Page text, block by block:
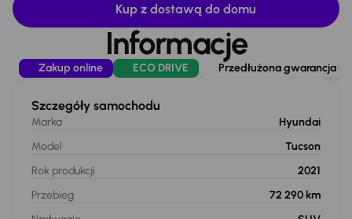
Kup z dostawą do domu
Informacje
Zakup online ECO DRIVE Przedłużona gwarancja
Szczegóły samochodu
Marka
Hyundai
Model
Tucson
Rok produkcji
2021
Przebieg
72 290 km